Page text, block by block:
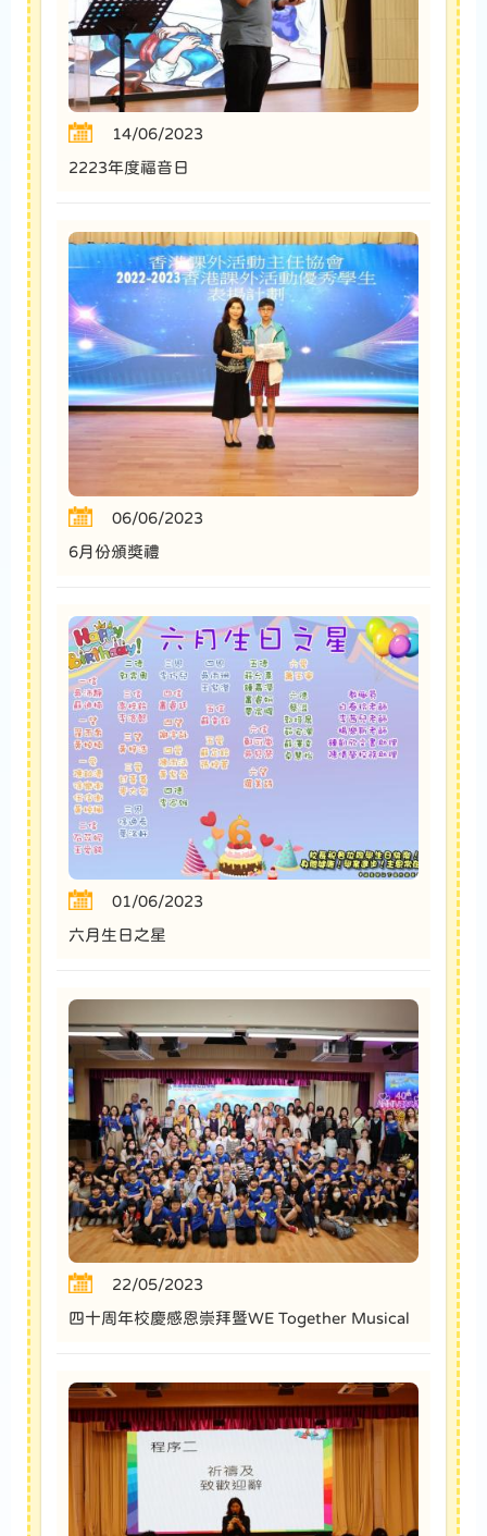
14/06/2023
2223年度福音日
06/06/2023
6月份頒獎禮
01/06/2023
六月生日之星
22/05/2023
四十周年校慶感恩崇拜暨WE Together Musical